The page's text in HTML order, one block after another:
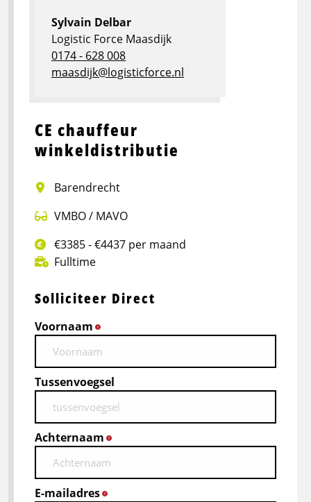
CE chauffeur
winkeldistributie
Barendrecht
VMBO / MAVO
€3385 - €4437 per maand
Fulltime
Solliciteer Direct
Voornaam
Tussenvoegsel
Achternaam
E-mailadres
Sylvain Delbar
Logistic Force Maasdijk
0174 - 628 008
maasdijk@logisticforce.nl